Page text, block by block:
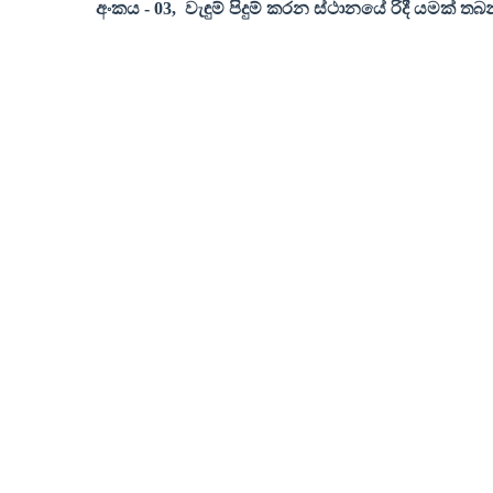
අංකය - 03, වැඳුම් පිදුම් කරන ස්ථානයේ රිදී යමක්